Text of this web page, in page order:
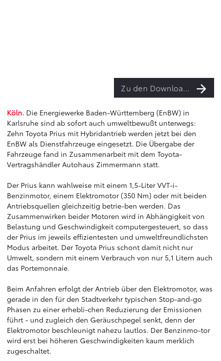
Zu den Downloads
Köln. Die Energiewerke Baden-Württemberg (EnBW) in
Karlsruhe sind ab sofort auch umweltbewußt unterwegs:
Zehn Toyota Prius mit Hybridantrieb werden jetzt bei den
EnBW als Dienstfahrzeuge eingesetzt. Die Übergabe der
Fahrzeuge fand in Zusammenarbeit mit dem Toyota-
Vertragshändler Autohaus Zimmermann statt.
Der Prius kann wahlweise mit einem 1,5-Liter VVT-i-
Benzinmotor, einem Elektromotor (350 Nm) oder mit beiden
Antriebsquellen gleichzeitig betrie-ben werden. Das
Zusammenwirken beider Motoren wird in Abhängigkeit von
Belastung und Geschwindigkeit computergesteuert, so dass
der Prius im jeweils effizientesten und umweltfreundlichsten
Modus arbeitet. Der Toyota Prius schont damit nicht nur
Umwelt, sondern mit einem Verbrauch von nur 5,1 Litern auch
das Portemonnaie.
Beim Anfahren erfolgt der Antrieb über den Elektromotor, was
gerade in den für den Stadtverkehr typischen Stop-and-go
Phasen zu einer erhebli-chen Reduzierung der Emissionen
führt - und zugleich den Geräuschpegel senkt, denn der
Elektromotor beschleunigt nahezu lautlos. Der Benzinmo-tor
wird erst bei höheren Geschwindigkeiten kaum merklich
zugeschaltet.